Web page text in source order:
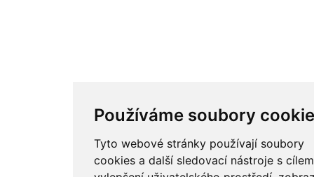
Používáme soubory
Tyto webové stránky používají soubory
cookies a další sledovací nástroje s cílem